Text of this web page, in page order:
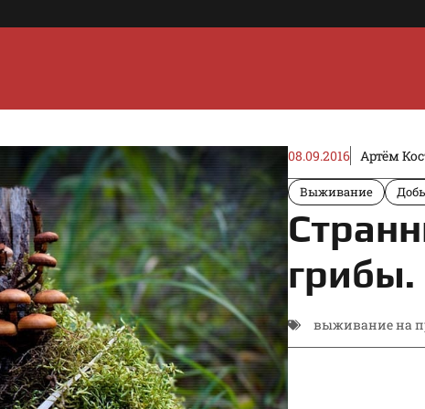
08.09.2016 Артём
Выживание
грибы.
выживание на